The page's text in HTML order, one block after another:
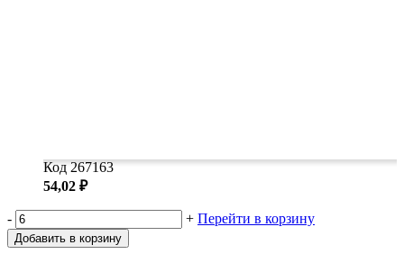
Код 267163
54,02 ₽
- + Перейти в корзину
Добавить в корзину